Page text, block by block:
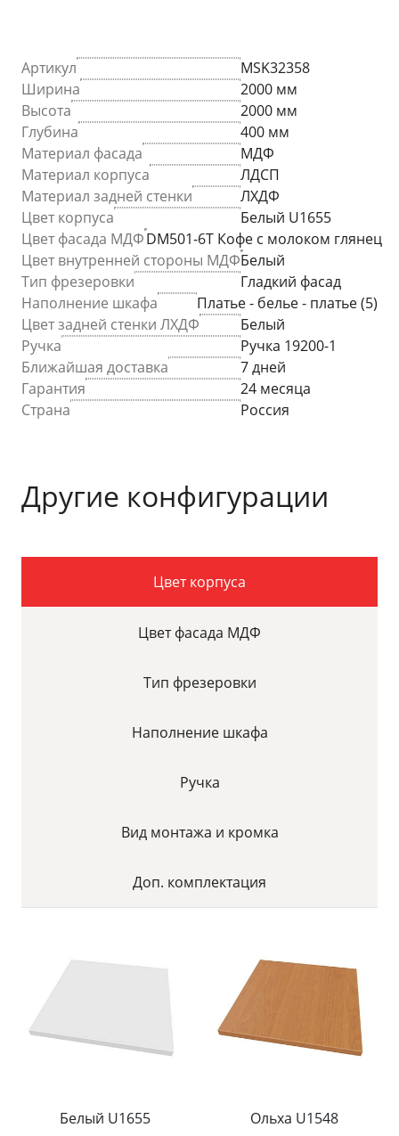
Артикул
MSK32358
Ширина
2000 мм
Высота
2000 мм
Глубина
400 мм
Материал фасада
МДФ
Материал корпуса
ЛДСП
Материал задней стенки
ЛХДФ
Цвет корпуса
Белый U1655
Цвет фасада МДФDM501-6T Кофе с молоком глянец
Цвет внутренней стороны МДФБелый
Тип фрезеровки
Гладкий фасад
Наполнение шкафа
Платье - белье - платье (5)
Цвет задней стенки ЛХДФ
Белый
Ручка
Ручка 19200-1
Ближайшая доставка
7 дней
Гарантия
24 месяца
Страна
Россия
Другие конфигурации
Цвет корпуса
Цвет фасада МДФ
Тип фрезеровки
Наполнение шкафа
Ручка
Вид монтажа и кромка
Доп. комплектация
Белый U1655 Ольха U1548